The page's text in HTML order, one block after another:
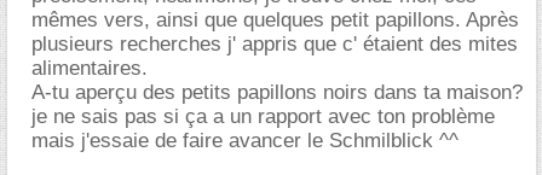
mêmes vers, ainsi que quelques petit papillons. Après
plusieurs recherches j' appris que c' étaient des mites
alimentaires.
A-tu aperçu des petits papillons noirs dans ta maison?
je ne sais pas si ça a un rapport avec ton problème
mais j'essaie de faire avancer le Schmilblick ^^